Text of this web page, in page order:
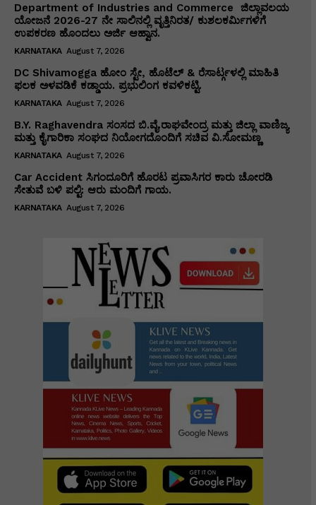
Department of Industries and Commerce ಜಿಲ್ಲಾವಲಯ
ಯೋಜನೆ 2026-27 ನೇ ಸಾಲಿನಲ್ಲಿ ವೃತ್ತಿನಿರತ/ ಕುಶಲಕರ್ಮಿಗಳಿಗೆ
ಉಪಕರಣ ಹೊಂದಲು ಅರ್ಜಿ ಆಹ್ವಾನ.
KARNATAKA August 7, 2026
DC Shivamogga ಹೋಂ ಸ್ಟೇ, ಹೊಟೆಲ್ & ರೆಸಾರ್ಟ್ಗಳಲ್ಲಿ ಮಾಹಿತಿ
ಫಲಕ ಅಳವಡಿಕೆ ಕಡ್ಡಾಯ. ಪ್ರಭುಲಿಂಗ ಕವಳಿಕಟ್ಟಿ.
KARNATAKA August 7, 2026
B.Y. Raghavendra ಸಂಸದ ಬಿ.ವೈ.ರಾಘವೇಂದ್ರ ಮತ್ತು ಜಿಲ್ಲಾ ವಾಣಿಜ್ಯ
ಮತ್ತು ಕೈಗಾರಿಕಾ ಸಂಘದ ನಿಯೋಗದೊಂದಿಗೆ ಸಚಿವ ವಿ‌.ಸೋಮಣ್ಣ
KARNATAKA August 7, 2026
Car Accident ಸಿಗಂದೂರಿಗೆ ಹೊರಟ ಪ್ರವಾಸಿಗರ ಕಾರು ಚೋರಡಿ
ಸೇತುವೆ ಬಳಿ ಪಲ್ಟಿ: ಆರು ಮಂದಿಗೆ ಗಾಯ.
KARNATAKA August 7, 2026